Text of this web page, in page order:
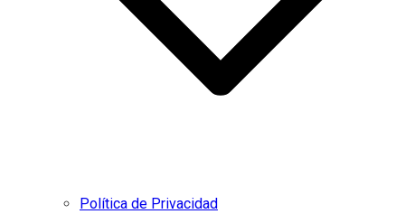
Política de Privacidad